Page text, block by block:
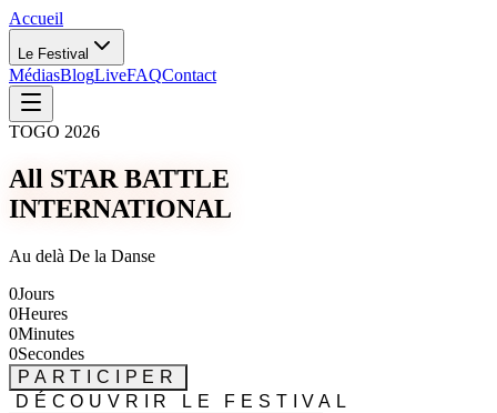
Accueil
Le Festival
MédiasBlogLiveFAQContact
TOGO 2026
All STAR BATTLE
INTERNATIONAL
Au delà De la Danse
0Jours
0Heures
0Minutes
0Secondes
PARTICIPER
DÉCOUVRIR LE FESTIVAL